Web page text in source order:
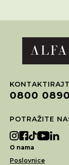
0800 0890
POTRAŽITE
O nama
Poslovnice